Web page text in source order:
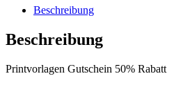
Beschreibung
Beschreibung
Printvorlagen Gutschein 50% Rabatt